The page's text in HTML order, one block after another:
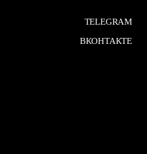
TELEGRAM
ВКОНТАКТЕ